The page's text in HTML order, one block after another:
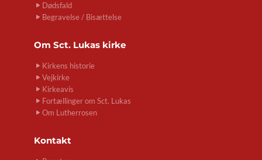
Dødsfald
Begravelse / Bisættelse
Om Sct. Lukas kirke
Kirkens historie
Vejkirke
Kirkeavis
Fortællinger om Sct. Lukas
Om Lutherrosen
Kontakt